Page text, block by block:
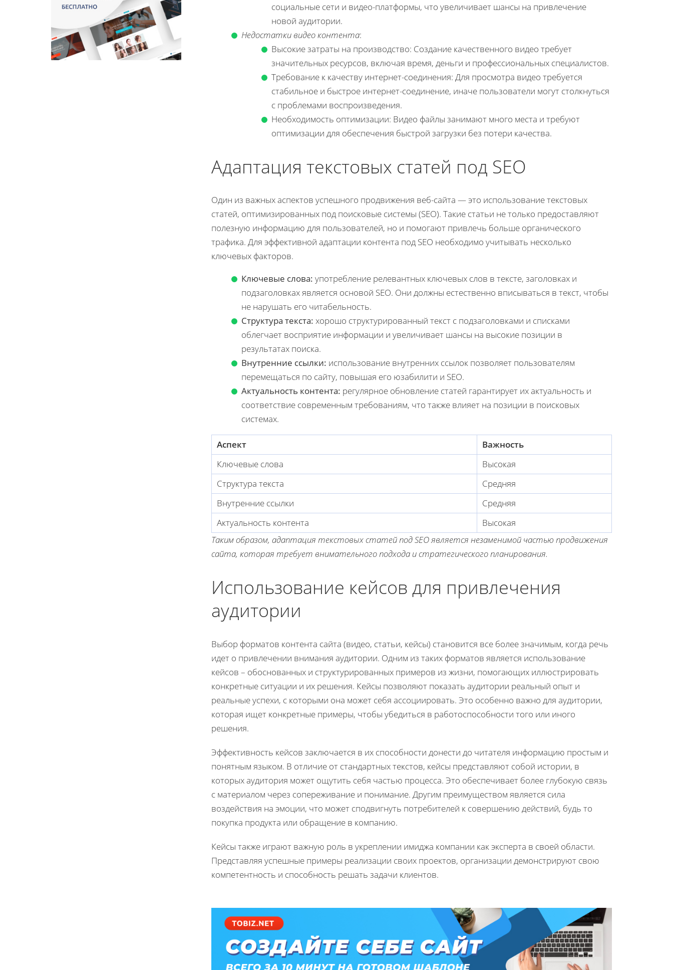
социальные сети и видео-платформы, что увеличивает шансы на привлечение
новой аудитории.
Недостатки видео контента:
Высокие затраты на производство: Создание качественного видео требует
значительных ресурсов, включая время, деньги и профессиональных специалистов.
Требование к качеству интернет-соединения: Для просмотра видео требуется
стабильное и быстрое интернет-соединение, иначе пользователи могут столкнуться
с проблемами воспроизведения.
Необходимость оптимизации: Видео файлы занимают много места и требуют
оптимизации для обеспечения быстрой загрузки без потери качества.
Адаптация текстовых статей под SEO
Один из важных аспектов успешного продвижения веб-сайта — это использование текстовых
статей, оптимизированных под поисковые системы (SEO). Такие статьи не только предоставляют
полезную информацию для пользователей, но и помогают привлечь больше органического
трафика. Для эффективной адаптации контента под SEO необходимо учитывать несколько
ключевых факторов.
Ключевые слова: употребление релевантных ключевых слов в тексте, заголовках и
подзаголовках является основой SEO. Они должны естественно вписываться в текст, чтобы
не нарушать его читабельность.
Структура текста: хорошо структурированный текст с подзаголовками и списками
облегчает восприятие информации и увеличивает шансы на высокие позиции в
результатах поиска.
Внутренние ссылки: использование внутренних ссылок позволяет пользователям
перемещаться по сайту, повышая его юзабилити и SEO.
Актуальность контента: регулярное обновление статей гарантирует их актуальность и
соответствие современным требованиям, что также влияет на позиции в поисковых
системах.
Аспект
Важность
Ключевые слова
Высокая
Структура текста
Средняя
Внутренние ссылки
Средняя
Актуальность контента
Высокая
Таким образом, адаптация текстовых статей под SEO является незаменимой частью продвижения
сайта, которая требует внимательного подхода и стратегического планирования.
Использование кейсов для привлечения
аудитории
Выбор форматов контента сайта (видео, статьи, кейсы) становится все более значимым, когда речь
идет о привлечении внимания аудитории. Одним из таких форматов является использование
кейсов – обоснованных и структурированных примеров из жизни, помогающих иллюстрировать
конкретные ситуации и их решения. Кейсы позволяют показать аудитории реальный опыт и
реальные успехи, с которыми она может себя ассоциировать. Это особенно важно для аудитории,
которая ищет конкретные примеры, чтобы убедиться в работоспособности того или иного
решения.
Эффективность кейсов заключается в их способности донести до читателя информацию простым и
понятным языком. В отличие от стандартных текстов, кейсы представляют собой истории, в
которых аудитория может ощутить себя частью процесса. Это обеспечивает более глубокую связь
с материалом через сопереживание и понимание. Другим преимуществом является сила
воздействия на эмоции, что может сподвигнуть потребителей к совершению действий, будь то
покупка продукта или обращение в компанию.
Кейсы также играют важную роль в укреплении имиджа компании как эксперта в своей области.
Представляя успешные примеры реализации своих проектов, организации демонстрируют свою
компетентность и способность решать задачи клиентов.